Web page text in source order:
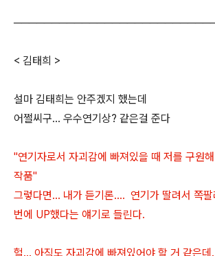
< 김태희 >
설마 김태희는 안주겠지 했는데
어쩔씨구... 우수연기상? 같은걸 준다
"연기자로서 자괴감에 빠져있을 때 저를 구원
작품"
그렇다면... 내가 듣기론.... 연기가 딸려서 쪽팔
번에 UP했다는 얘기로 들린다.
헐... 아직도 자괴감에 빠져있어야 할 거 같은데